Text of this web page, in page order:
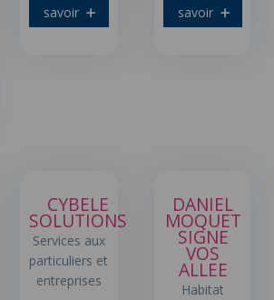
savoir
savoir
CYBELE
SOLUTIONS
Services aux
particuliers et
entreprises
DANIEL
MOQUET
SIGNE
VOS
ALLEE
Habitat